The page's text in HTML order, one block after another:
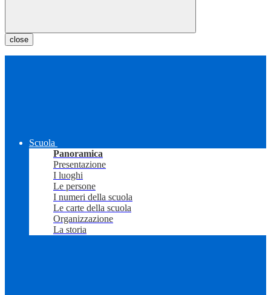
close
Scuola
Panoramica
Presentazione
I luoghi
Le persone
I numeri della scuola
Le carte della scuola
Organizzazione
La storia